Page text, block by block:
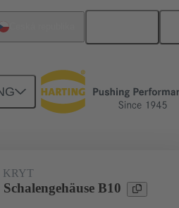
09 02 064 0501
KRYT
B10